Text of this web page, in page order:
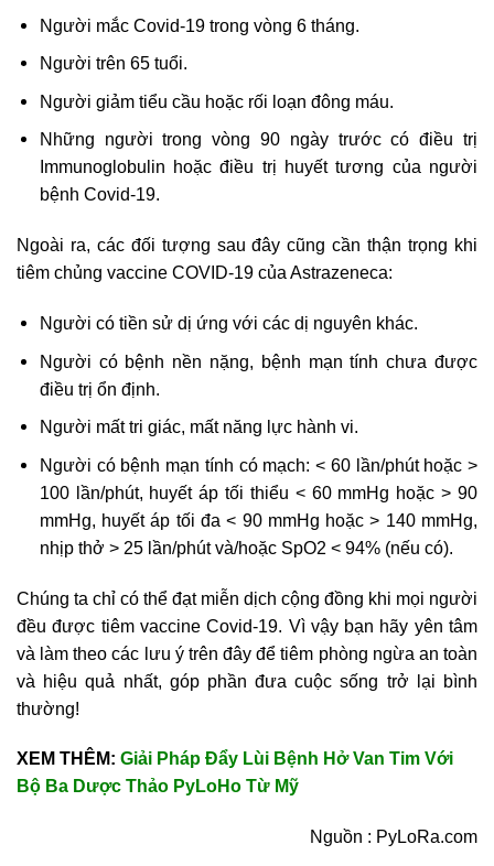
Người mắc Covid-19 trong vòng 6 tháng.
Người trên 65 tuổi.
Người giảm tiểu cầu hoặc rối loạn đông máu.
Những người trong vòng 90 ngày trước có điều trị
Immunoglobulin hoặc điều trị huyết tương của người
bệnh Covid-19.
Ngoài ra, các đối tượng sau đây cũng cần thận trọng khi
tiêm chủng vaccine COVID-19 của Astrazeneca:
Người có tiền sử dị ứng với các dị nguyên khác.
Người có bệnh nền nặng, bệnh mạn tính chưa được
điều trị ổn định.
Người mất tri giác, mất năng lực hành vi.
Người có bệnh mạn tính có mạch: < 60 lần/phút hoặc >
100 lần/phút, huyết áp tối thiểu < 60 mmHg hoặc > 90
mmHg, huyết áp tối đa < 90 mmHg hoặc > 140 mmHg,
nhịp thở > 25 lần/phút và/hoặc SpO2 < 94% (nếu có).
Chúng ta chỉ có thể đạt miễn dịch cộng đồng khi mọi người
đều được tiêm vaccine Covid-19. Vì vậy bạn hãy yên tâm
và làm theo các lưu ý trên đây để tiêm phòng ngừa an toàn
và hiệu quả nhất, góp phần đưa cuộc sống trở lại bình
thường!
XEM THÊM: Giải Pháp Đẩy Lùi Bệnh Hở Van Tim Với
Bộ Ba Dược Thảo PyLoHo Từ Mỹ
Nguồn : PyLoRa.com